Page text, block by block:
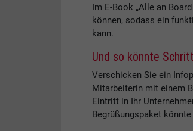
Im E-Book „Alle an
können, sodass ein
kann.
Und so könnte
Verschicken Sie ein
Mitarbeiterin mit einem
Eintritt in Ihr
Begrüßungspaket